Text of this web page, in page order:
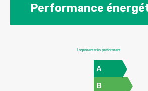
Performance
Logement très performant
A
B